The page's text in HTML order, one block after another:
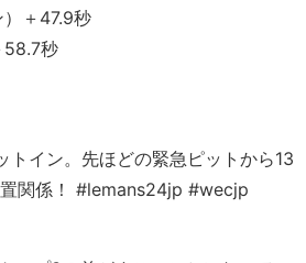
＋47.9秒
58.7秒
トイン。先ほどの緊急ピットから13
関係！ #lemans24jp #wecjp